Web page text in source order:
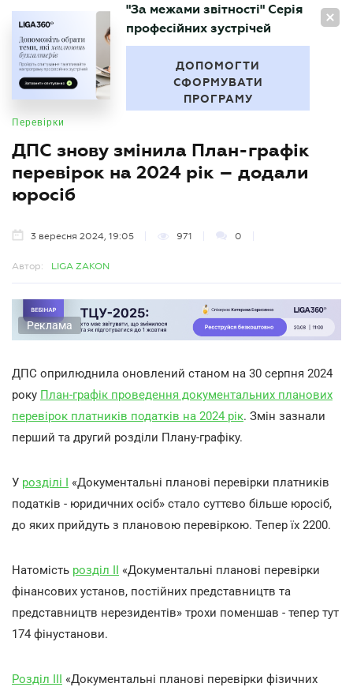
UA
БУХГАЛТЕР
"За межами звітності" Серія
професійних зустрічей
ДОПОМОГТИ
СФОРМУВАТИ
ПРОГРАМУ
Перевірки
ДПС знову змінила План-графік
перевірок на 2024 рік – додали
юросіб
3 вересня 2024, 19:05 971 0
Автор: LIGA ZAKON
Реклама
ДПС оприлюднила оновлений станом на 30 серпня 2024
року План-графік проведення документальних планових
перевірок платників податків на 2024 рік. Змін зазнали
перший та другий розділи Плану-графіку.
У розділі І «Документальні планові перевірки платників
податків - юридичних осіб» стало суттєво більше юросіб,
до яких прийдуть з плановою перевіркою. Тепер їх 2200.
Натомість розділ ІІ «Документальні планові перевірки
фінансових установ, постійних представництв та
представництв нерезидентів» трохи поменшав - тепер тут
174 фінустанови.
Розділ ІІІ «Документальні планові перевірки фізичних